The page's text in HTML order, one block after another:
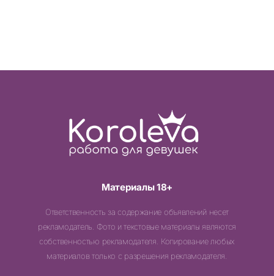
Материалы 18+
Ответственность за содержание объявлений несет
рекламодатель. Фото и текстовые материалы являются
собственностью рекламодателя. Копирование любых
материалов только с разрешения рекламодателя.